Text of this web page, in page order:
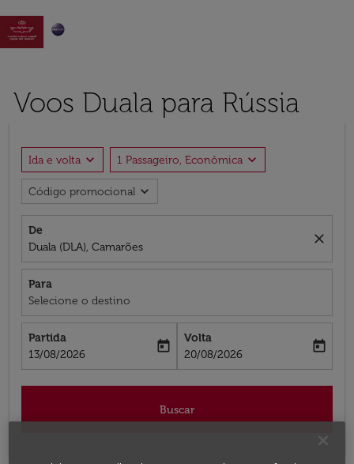

Voos Duala para Rússia
Ida e volta expand_more 1 Passageiro, Econômica expand_more
Código promocional expand_more
De
Duala (DLA), Camarões
close
Para
Selecione o destino
Partida
fc-booking-departure-date-aria-label
13/08/2026
today
Volta
fc-booking-return-date-aria-label
20/08/2026
today
Buscar